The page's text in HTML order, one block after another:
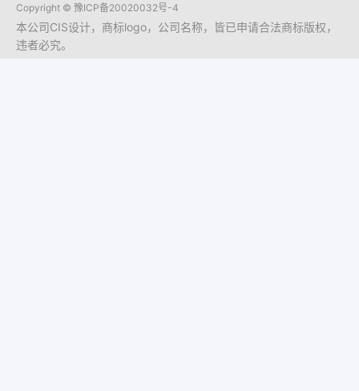
Copyright © 豫ICP备20020032号-4
本公司CIS设计，商标logo，公司名称，皆已申请合法商标版权，
违者必究。